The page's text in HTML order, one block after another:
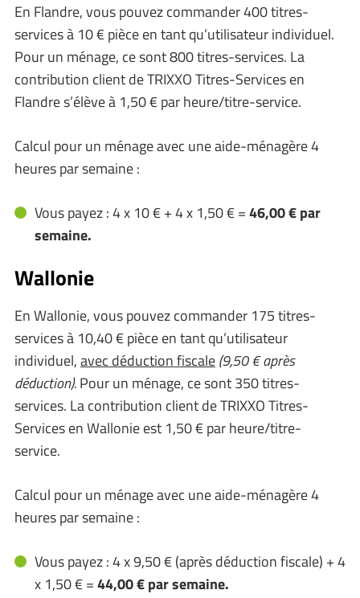
En Flandre, vous pouvez commander 400 titres-
services à 10 € pièce en tant qu’utilisateur individuel.
Pour un ménage, ce sont 800 titres-services. La
contribution client de TRIXXO Titres-Services en
Flandre s’élève à 1,50 € par heure/titre-service.
Calcul pour un ménage avec une aide-ménagère 4
heures par semaine :
Vous payez : 4 x 10 € + 4 x 1,50 € =46,00 € par
semaine.
Wallonie
En Wallonie, vous pouvez commander 175 titres-
services à 10,40 € pièce en tant qu’utilisateur
individuel,avec déduction fiscale(9,50 € après
déduction).Pour un ménage, ce sont 350 titres-
services. La contribution client de TRIXXO Titres-
Services en Wallonie est 1,50 € par heure/titre-
service.
Calcul pour un ménage avec une aide-ménagère 4
heures par semaine :
Vous payez : 4 x 9,50 € (après déduction fiscale) + 4
x 1,50 € =44,00 € par semaine.